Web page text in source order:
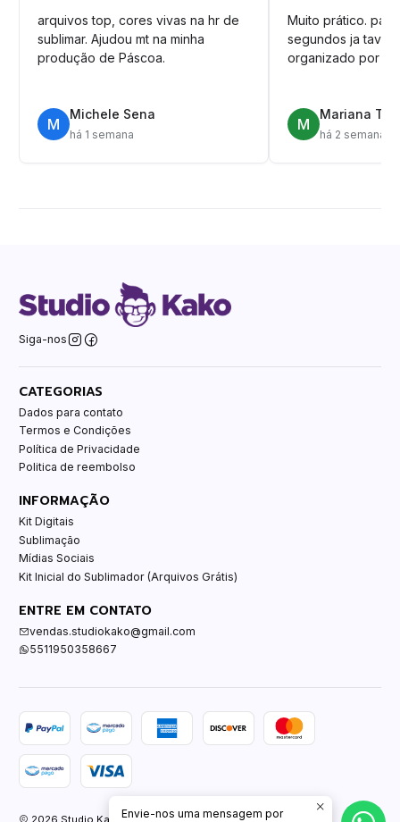
arquivos top, cores vivas na hr de
sublimar. Ajudou mt na minha
produção de Páscoa.
M
Michele Sena
há 1 semana
Muito prático.
segundos ja tava
organizado por
M
Mariana T.
há 2 semanas
Siga-nos
CATEGORIAS
Dados para contato
Termos e Condições
Política de Privacidade
Politica de reembolso
INFORMAÇÃO
Kit Digitais
Sublimação
Mídias Sociais
Kit Inicial do Sublimador (Arquivos Grátis)
ENTRE EM CONTATO
vendas.studiokako@gmail.com
5511950358667
2026 Studio Kako.Envie-nos uma mensagem por